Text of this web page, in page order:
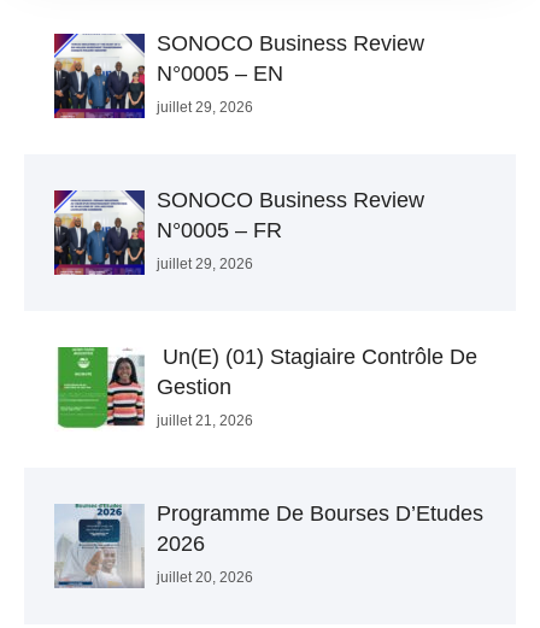
SONOCO Business Review
N°0005 – EN
juillet 29, 2026
SONOCO Business Review
N°0005 – FR
juillet 29, 2026
Un(e) (01) Stagiaire Contrôle De
Gestion
juillet 21, 2026
Programme De Bourses D’Etudes
2026
juillet 20, 2026